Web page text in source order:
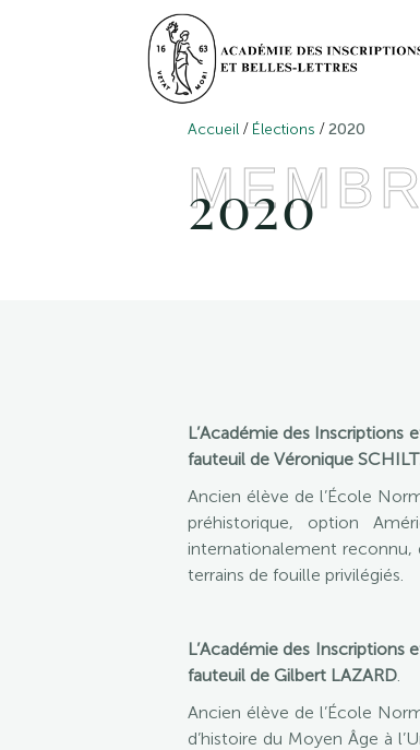
Accueil / Élections /2020
2020
L’Académie des Inscriptions
fauteuil de Véronique
Ancien élève de l’École
préhistorique, option
internationalement reconnu,
terrains de fouille privilégiés.
L’Académie des Inscriptions
fauteuil de Gilbert LAZARD.
Ancien élève de l’École
d’histoire du Moyen Âge à